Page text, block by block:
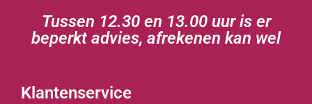
Tussen 12.30 en 13.00 uur is er
beperkt advies, afrekenen kan wel
Klantenservice